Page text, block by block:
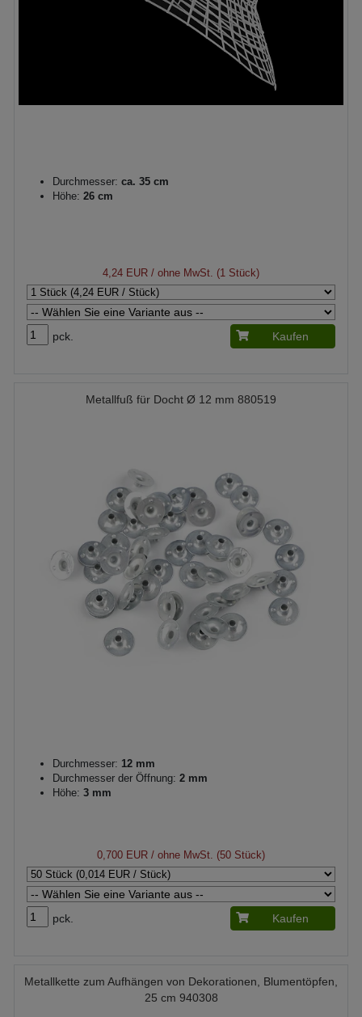
Durchmesser: ca. 35 cm
Höhe: 26 cm
4,24 EUR / ohne MwSt. (1 Stück)
pck. Kaufen
Metallfuß für Docht Ø 12 mm 880519
Durchmesser: 12 mm
Durchmesser der Öffnung: 2 mm
Höhe: 3 mm
0,700 EUR / ohne MwSt. (50 Stück)
pck. Kaufen
Metallkette zum Aufhängen von Dekorationen, Blumentöpfen,
25 cm 940308